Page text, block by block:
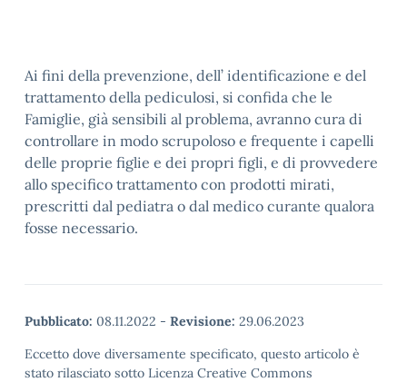
Ai fini della prevenzione, dell’ identificazione e del
trattamento della pediculosi, si confida che le
Famiglie, già sensibili al problema, avranno cura di
controllare in modo scrupoloso e frequente i capelli
delle proprie figlie e dei propri figli, e di provvedere
allo specifico trattamento con prodotti mirati,
prescritti dal pediatra o dal medico curante qualora
fosse necessario.
Pubblicato: 08.11.2022 - Revisione: 29.06.2023
Eccetto dove diversamente specificato, questo articolo è
stato rilasciato sotto Licenza Creative Commons